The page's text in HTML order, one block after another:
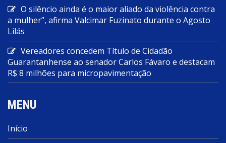
O silêncio ainda é o maior aliado da violência contra
a mulher”, afirma Valcimar Fuzinato durante o Agosto
Lilás
Vereadores concedem Título de Cidadão
Guarantanhense ao senador Carlos Fávaro e destacam
R$ 8 milhões para micropavimentação
MENU
Início